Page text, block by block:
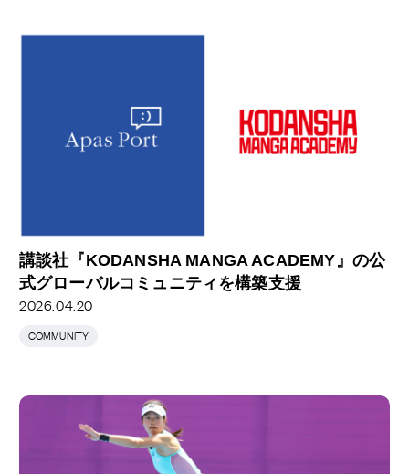
講談社『KODANSHA MANGA ACADEMY』の公
式グローバルコミュニティを構築支援
2026.04.20
COMMUNITY